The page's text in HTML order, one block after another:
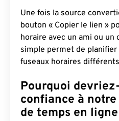
Une fois la source
bouton « Copier le lien »
horaire avec un ami ou un
simple permet de
fuseaux horaires
Pourquoi
confiance à
de temps en